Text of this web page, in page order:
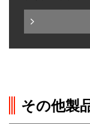
その他製